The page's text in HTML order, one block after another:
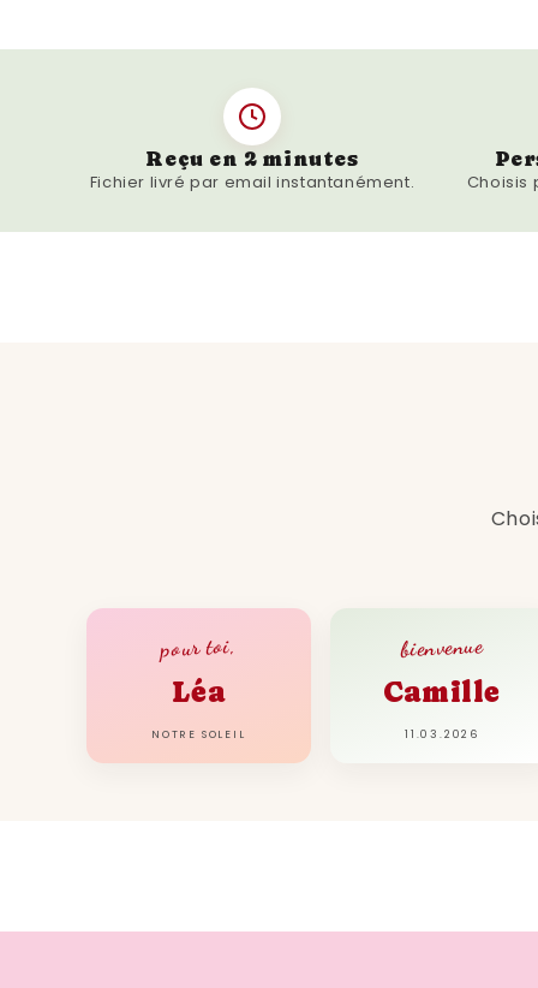
Reçu en 2 minutes
Fichier livré par email instantanément. Choisis
pour toi,
Léa
NOTRE SOLEIL
bienvenue
Camille
11.03.2026